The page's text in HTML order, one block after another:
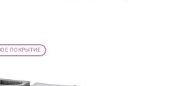
ПОКРЫТИЕ